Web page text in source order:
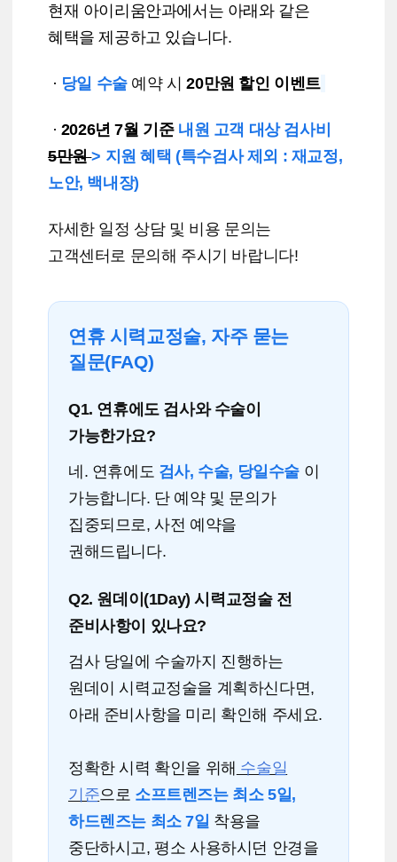
현재 아이리움안과에서는 아래와 같은
혜택을 제공하고 있습니다.
· 당일 수술예약 시 20만원 할인 이벤트
· 2026년 7월 기준 내원 고객 대상 검사비
5만원> 지원 혜택 (특수검사 제외 : 재교정,
노안, 백내장)
자세한 일정 상담 및 비용 문의는
고객센터로 문의해 주시기 바랍니다!
연휴 시력교정술, 자주 묻는
질문(FAQ)
Q1. 연휴에도 검사와 수술이
가능한가요?
네. 연휴에도 검사, 수술, 당일수술이
가능합니다. 단 예약 및 문의가
집중되므로, 사전 예약을
권해드립니다.
Q2. 원데이(1Day) 시력교정술 전
준비사항이 있나요?
검사 당일에 수술까지 진행하는
원데이 시력교정술을 계획하신다면,
아래 준비사항을 미리 확인해 주세요.
정확한 시력 확인을 위해 수술일
기준으로 소프트렌즈는 최소 5일,
하드렌즈는 최소 7일 착용을
중단하시고, 평소 사용하시던 안경을